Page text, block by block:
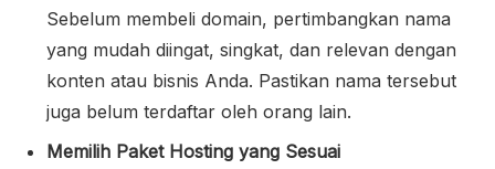
Sebelum membeli domain, pertimbangkan nama
yang mudah diingat, singkat, dan relevan dengan
konten atau bisnis Anda. Pastikan nama tersebut
juga belum terdaftar oleh orang lain.
Memilih Paket Hosting yang Sesuai